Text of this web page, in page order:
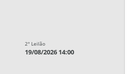
2° Leilão
19/08/2026 14:00